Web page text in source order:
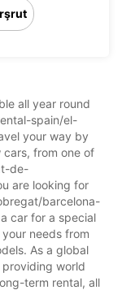
all year round
spain/el-
your way by
from one of
de-
are looking for
barcelona-
car for a special
needs from
As a global
world
term rental, all